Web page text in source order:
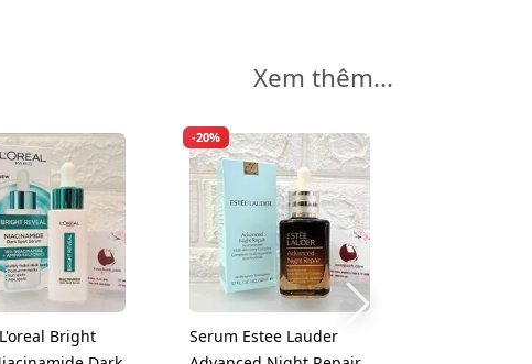
Xem thêm...
Bright
-20%
Serum Estee Lauder